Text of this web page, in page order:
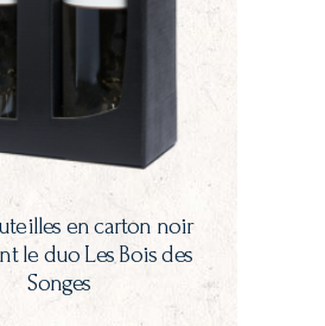
en carton noir
le duo Les Bois des
Songes